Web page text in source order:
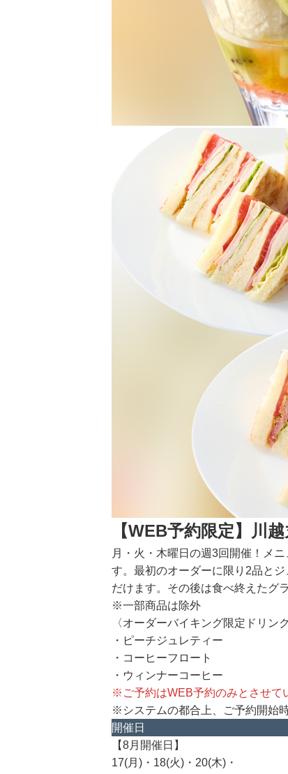
【WEB予約限定】川
月・火・木曜日の週3回開催！メ
す。最初のオーダーに限り2品と
だけます。その後は食べ終えたグ
※一部商品は除外
〈オーダーバイキング限定ドリン
・ピーチジュレティー
・コーヒーフロート
・ウィンナーコーヒー
※ご予約はWEB予約のみとさせて
※システムの都合上、ご予約開始
開催日
【8月開催日】
17(月)・18(火)・20(木)・